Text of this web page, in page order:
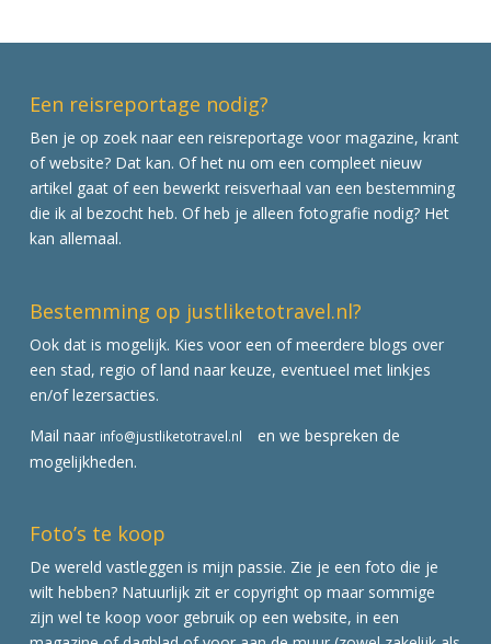
Een reisreportage nodig?
Ben je op zoek naar een reisreportage voor magazine, krant
of website? Dat kan. Of het nu om een compleet nieuw
artikel gaat of een bewerkt reisverhaal van een bestemming
die ik al bezocht heb. Of heb je alleen fotografie nodig? Het
kan allemaal.
Bestemming op justliketotravel.nl?
Ook dat is mogelijk. Kies voor een of meerdere blogs over
een stad, regio of land naar keuze, eventueel met linkjes
en/of lezersacties.
Mail naar info@justliketotravel.nl
en we bespreken de
mogelijkheden.
Foto’s te koop
De wereld vastleggen is mijn passie. Zie je een foto die je
wilt hebben? Natuurlijk zit er copyright op maar sommige
zijn wel te koop voor gebruik op een website, in een